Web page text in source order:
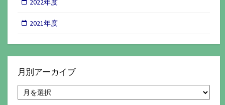
2022年度
2021年度
月別アーカイブ
別